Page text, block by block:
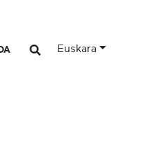
Euskara